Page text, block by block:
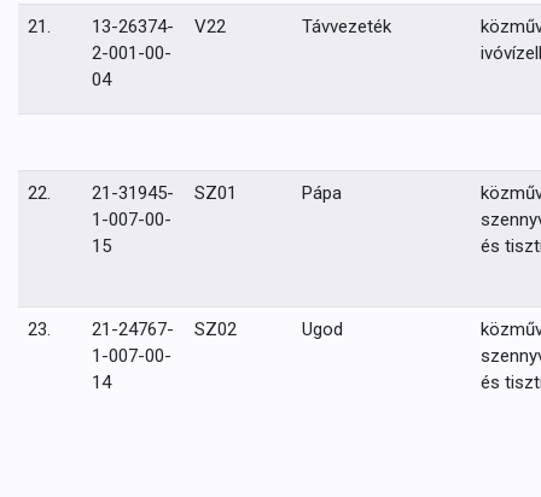
21.
13-26374-
2-001-00-
04
V22 Távvezeték
22.
21-31945-
1-007-00-
15
SZ01 Pápa
és
23.
21-24767-
1-007-00-
14
SZ02 Ugod
és